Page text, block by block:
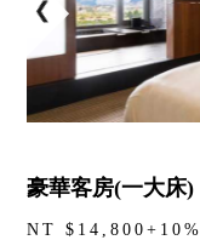
豪華客房(一大床)
NT $14,800+10%